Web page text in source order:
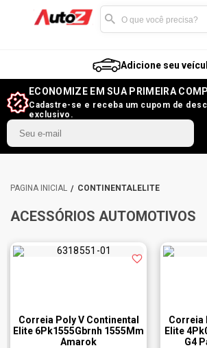
Adicione seu
ECONOMIZE EM SUA PRIMEIRA
Cadastre-se e receba um cupom de
exclusivo.
CONTINENTALELITE
ACESSÓRIOS AUTOMOTIVOS
Correia Poly V Continental
Elite 6Pk1555Gbrnh 1555Mm
Amarok
Correia
Elite
G4